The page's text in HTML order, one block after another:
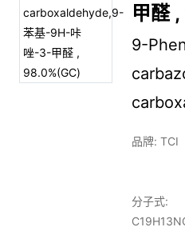
甲醛
9-
品牌: TCI
分子式: